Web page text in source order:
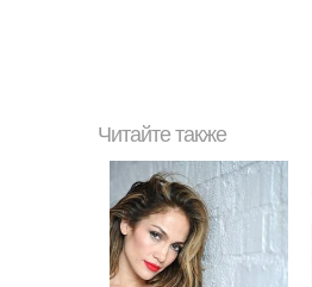
Читайте также